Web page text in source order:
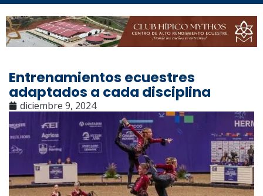
Entrenamientos ecuestres
adaptados a cada disciplina
diciembre 9, 2024